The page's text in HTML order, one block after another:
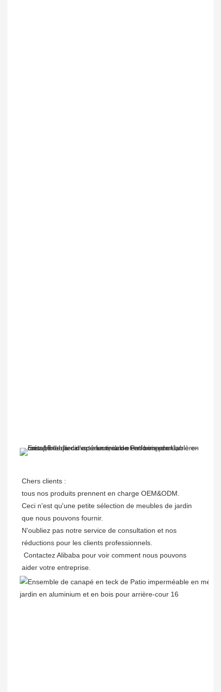
Chers clients :
tous nos produits prennent en charge OEM&ODM.
Ceci n'est qu'une petite sélection de meubles de jardin
que nous pouvons fournir.
N'oubliez pas notre service de consultation et nos
réductions pour les clients professionnels.